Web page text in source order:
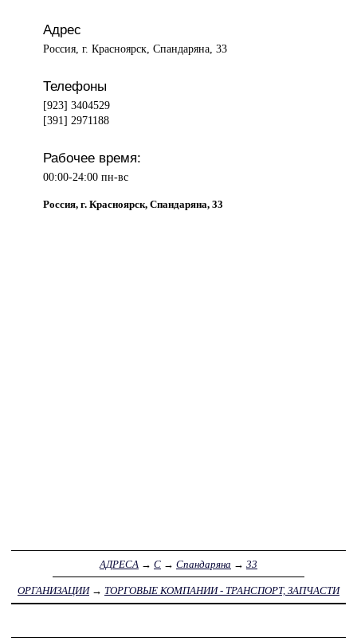
Адрес
Россия, г. Красноярск, Спандаряна, 33
Телефоны
[923] 3404529
[391] 2971188
Рабочее время:
00:00-24:00 пн-вс
Россия, г. Красноярск, Спандаряна, 33
АДРЕСА → С → Спандаряна → 33
ОРГАНИЗАЦИИ→ ТОРГОВЫЕ КОМПАНИИ - ТРАНСПОРТ, ЗАПЧАСТИ